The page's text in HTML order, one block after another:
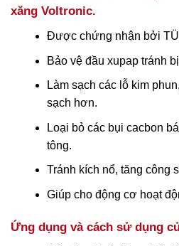
xăng Voltronic.
Được chứng nhận bởi
Bảo vệ đầu xupap tránh
Làm sạch các lỗ kim
sạch hơn.
Loại bỏ các bụi cacbon
tông.
Tránh kích nổ, tăng công
Giúp cho động cơ hoạt
Ứng dụng và cách sử dụng